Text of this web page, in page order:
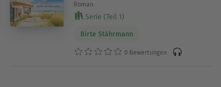
Roman
Serie (Teil 1)
Birte Stährmann
0 Bewertungen